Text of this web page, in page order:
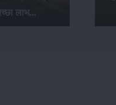
लाभ...